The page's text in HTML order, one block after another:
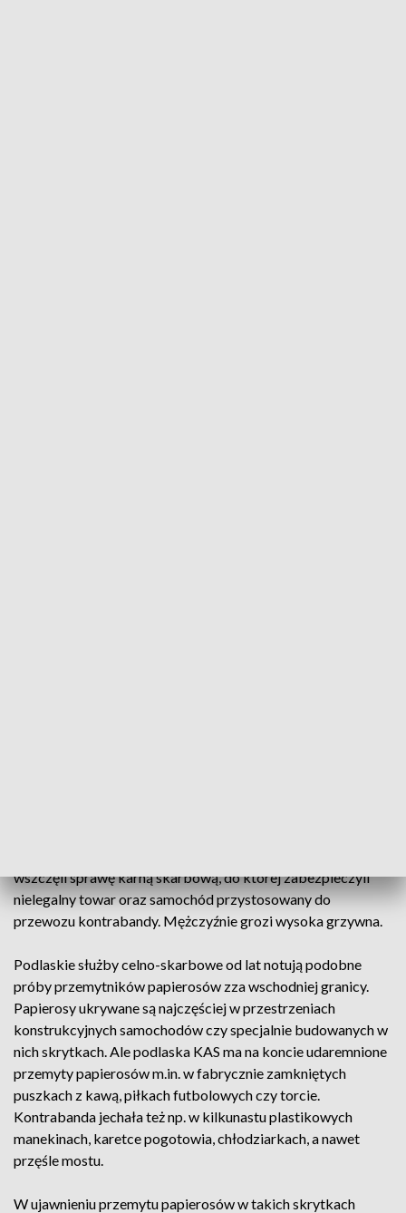
wszczęli sprawę karną skarbową, do której zabezpieczyli
nielegalny towar oraz samochód przystosowany do
przewozu kontrabandy. Mężczyźnie grozi wysoka grzywna.
Podlaskie służby celno-skarbowe od lat notują podobne
próby przemytników papierosów zza wschodniej granicy.
Papierosy ukrywane są najczęściej w przestrzeniach
konstrukcyjnych samochodów czy specjalnie budowanych w
nich skrytkach. Ale podlaska KAS ma na koncie udaremnione
przemyty papierosów m.in. w fabrycznie zamkniętych
puszkach z kawą, piłkach futbolowych czy torcie.
Kontrabanda jechała też np. w kilkunastu plastikowych
manekinach, karetce pogotowia, chłodziarkach, a nawet
przęśle mostu.
W ujawnieniu przemytu papierosów w takich skrytkach